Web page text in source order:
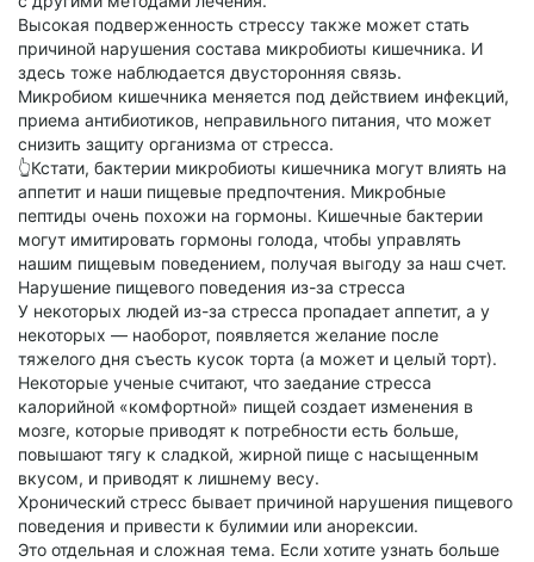
Высокая подверженность стрессу также может стать
причиной нарушения состава микробиоты кишечника. И
здесь тоже наблюдается двусторонняя связь.
Микробиом кишечника меняется под действием инфекций,
приема антибиотиков, неправильного питания, что может
снизить защиту организма от стресса.
👆Кстати, бактерии микробиоты кишечника могут влиять на
аппетит и наши пищевые предпочтения. Микробные
пептиды очень похожи на гормоны. Кишечные бактерии
могут имитировать гормоны голода, чтобы управлять
нашим пищевым поведением, получая выгоду за наш счет.
Нарушение пищевого поведения из-за стресса
У некоторых людей из-за стресса пропадает аппетит, а у
некоторых — наоборот, появляется желание после
тяжелого дня съесть кусок торта (а может и целый торт).
Некоторые ученые считают, что заедание стресса
калорийной «комфортной» пищей создает изменения в
мозге, которые приводят к потребности есть больше,
повышают тягу к сладкой, жирной пище с насыщенным
вкусом, и приводят к лишнему весу.
Хронический стресс бывает причиной нарушения пищевого
поведения и привести к булимии или анорексии.
Это отдельная и сложная тема. Если хотите узнать больше